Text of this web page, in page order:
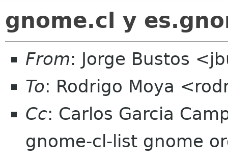
gnome.cl y
From: Jorge Bustos
To: Rodrigo Moya
Cc: Carlos Garcia
gnome-cl-list gnome